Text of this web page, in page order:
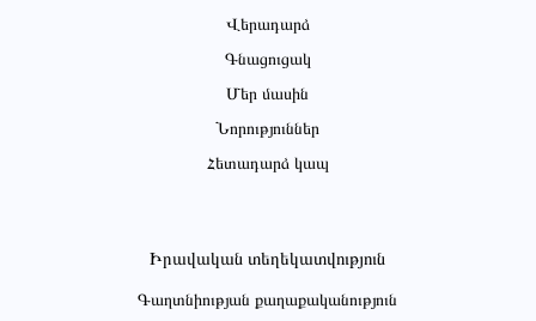
Վերադարձ
Գնացուցակ
Մեր մասին
Նորություններ
Հետադարձ կապ
Իրավական տեղեկատվություն
Գաղտնիության քաղաքականություն